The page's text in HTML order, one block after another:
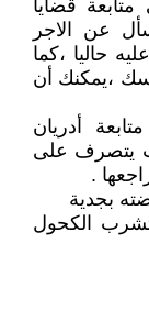
قضايا
عن الاجر
حاليا ،كما
،يمكنك أن
أدريان
يتصرف على
.
بجدية
الكحول